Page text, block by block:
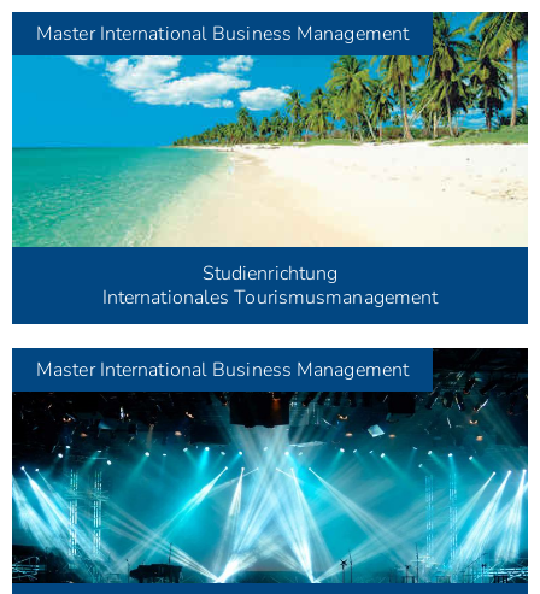
MasterInternational Business Management
Studienrichtung
Internationales Tourismusmanagement
MasterInternational Business Management